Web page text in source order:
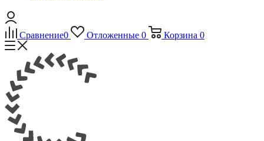
Сравнение0 Отложенные 0 Корзина 0